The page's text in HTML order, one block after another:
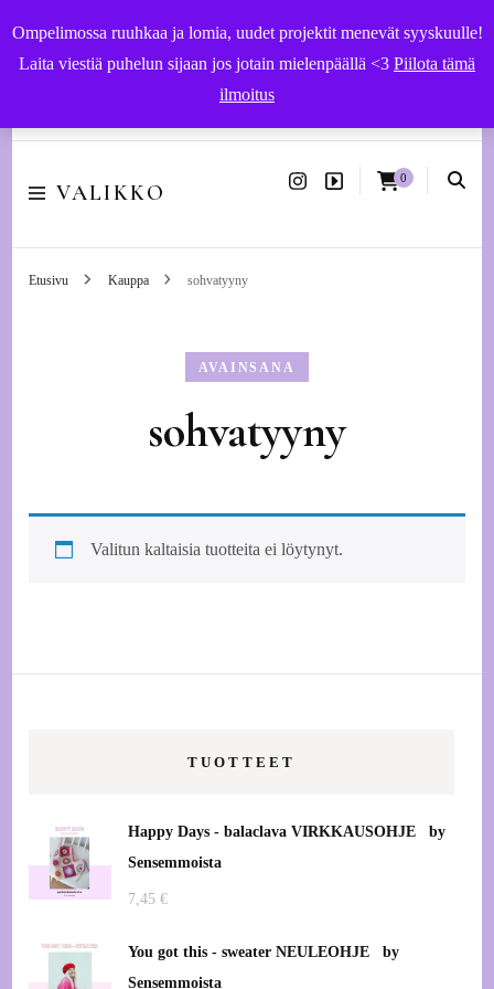
Ompelimossa ruuhkaa ja lomia, uudet projektit menevät syyskuulle!
Laita viestiä puhelun sijaan jos jotain mielenpäällä <3 Piilota tämä
ilmoitus
VALIKKO
0
Etusivu Kauppa sohvatyyny
AVAINSANA
sohvatyyny
Valitun kaltaisia tuotteita ei löytynyt.
TUOTTEET
Happy Days - balaclava VIRKKAUSOHJE by
Sensemmoista
7,45€
You got this - sweater NEULEOHJE by
Sensemmoista